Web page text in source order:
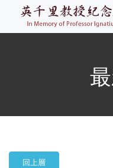
回上層